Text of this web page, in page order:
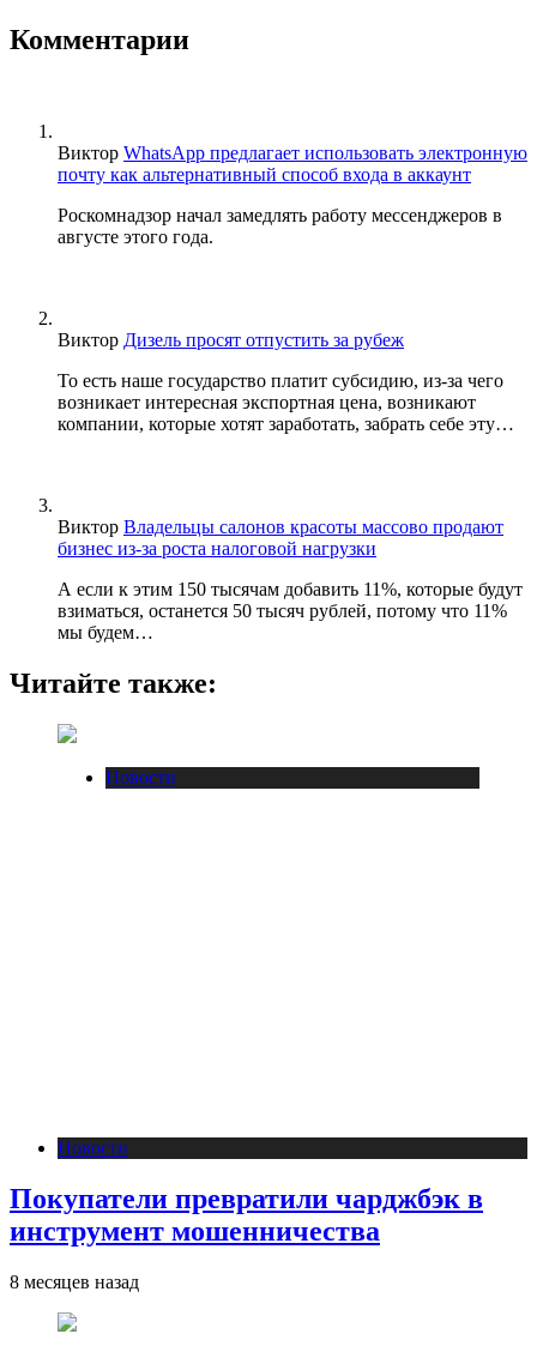
Комментарии
Виктор WhatsApp предлагает использовать электронную
почту как альтернативный способ входа в аккаунт
Роскомнадзор начал замедлять работу мессенджеров в
августе этого года.
Виктор Дизель просят отпустить за рубеж
То есть наше государство платит субсидию, из-за чего
возникает интересная экспортная цена, возникают
компании, которые хотят заработать, забрать себе эту…
Виктор Владельцы салонов красоты массово продают
бизнес из-за роста налоговой нагрузки
А если к этим 150 тысячам добавить 11%, которые будут
взиматься, останется 50 тысяч рублей, потому что 11%
мы будем…
Читайте также:
Новости
Новости
Покупатели превратили чарджбэк в
инструмент мошенничества
8 месяцев назад